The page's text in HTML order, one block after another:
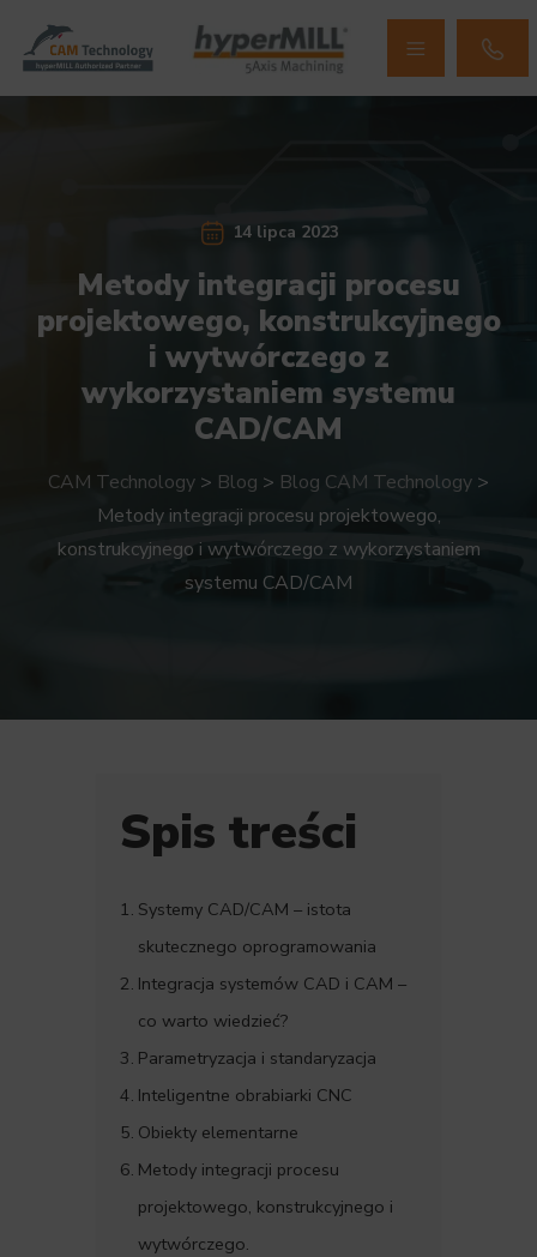
14 lipca 2023
Metody integracji procesu
projektowego, konstrukcyjnego
i wytwórczego z
wykorzystaniem systemu
CAD/CAM
CAM Technology > Blog > Blog CAM Technology >
Metody integracji procesu projektowego,
konstrukcyjnego i wytwórczego z wykorzystaniem
systemu CAD/CAM
Spis treści
Systemy CAD/CAM – istota
skutecznego oprogramowania
Integracja systemów CAD i CAM –
co warto wiedzieć?
Parametryzacja i standaryzacja
Inteligentne obrabiarki CNC
Obiekty elementarne
Metody integracji procesu
projektowego, konstrukcyjnego i
wytwórczego.